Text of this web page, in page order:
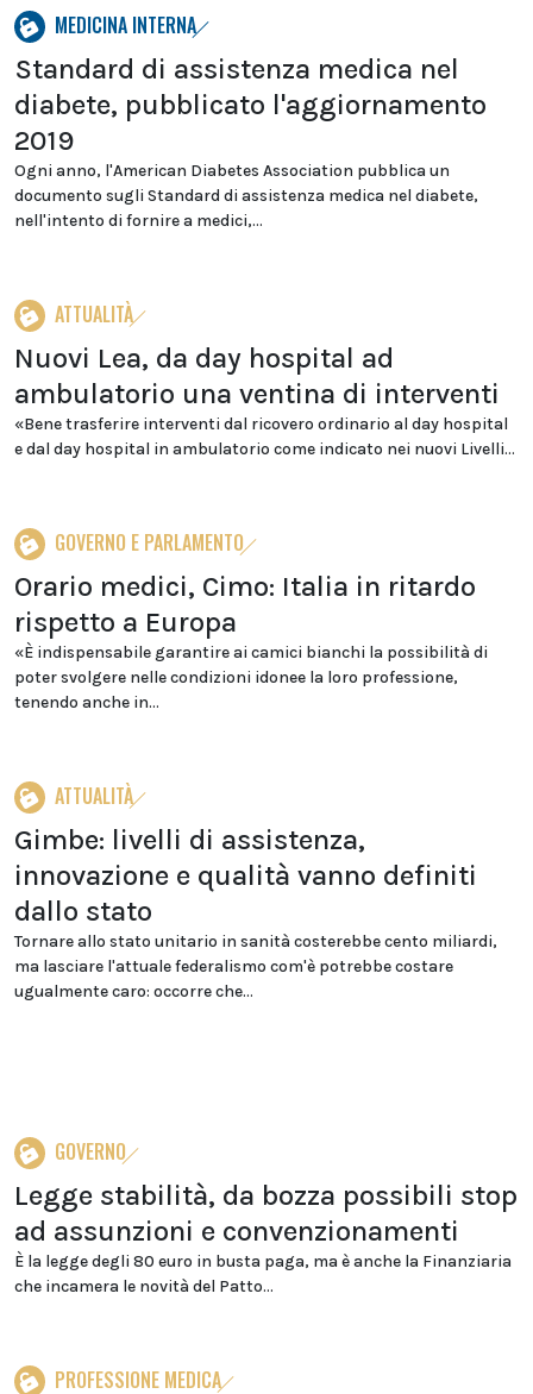
MEDICINA INTERNA
Standard di assistenza medica nel
diabete, pubblicato l'aggiornamento
2019
Ogni anno, l'American Diabetes Association pubblica un
documento sugli Standard di assistenza medica nel diabete,
nell'intento di fornire a medici,...
ATTUALITÀ
Nuovi Lea, da day hospital ad
ambulatorio una ventina di interventi
«Bene trasferire interventi dal ricovero ordinario al day hospital
e dal day hospital in ambulatorio come indicato nei nuovi Livelli...
GOVERNO E PARLAMENTO
Orario medici, Cimo: Italia in ritardo
rispetto a Europa
«È indispensabile garantire ai camici bianchi la possibilità di
poter svolgere nelle condizioni idonee la loro professione,
tenendo anche in...
ATTUALITÀ
Gimbe: livelli di assistenza,
innovazione e qualità vanno definiti
dallo stato
Tornare allo stato unitario in sanità costerebbe cento miliardi,
ma lasciare l'attuale federalismo com'è potrebbe costare
ugualmente caro: occorre che...
GOVERNO
Legge stabilità, da bozza possibili stop
ad assunzioni e convenzionamenti
È la legge degli 80 euro in busta paga, ma è anche la Finanziaria
che incamera le novità del Patto...
PROFESSIONE MEDICA